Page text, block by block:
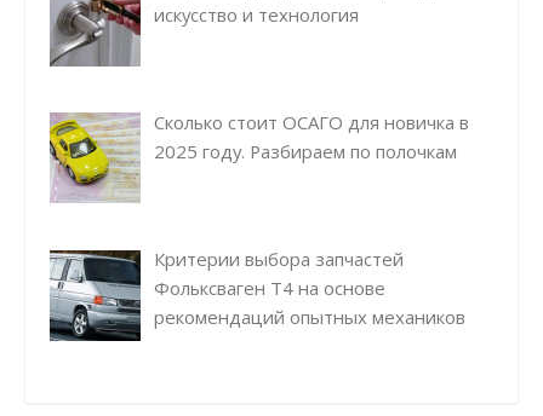
искусство и технология
Сколько стоит ОСАГО для новичка в
2025 году. Разбираем по полочкам
Критерии выбора запчастей
Фольксваген Т4 на основе
рекомендаций опытных механиков